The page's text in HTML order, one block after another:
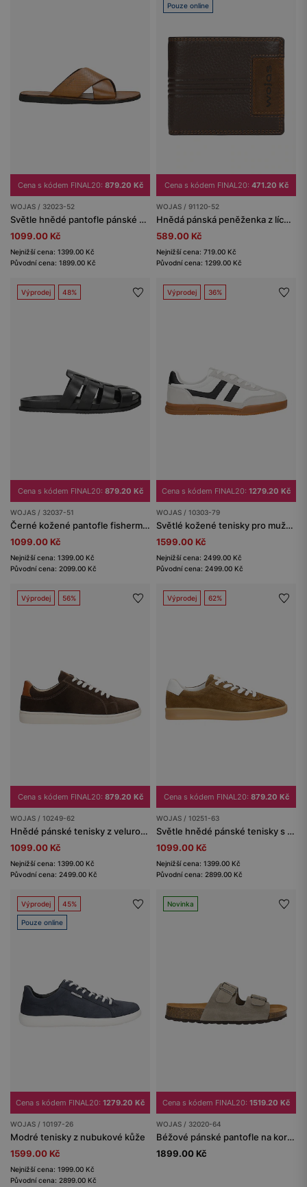
Cena s kódem FINAL20: 879.20 Kč
WOJAS / 32023-52
Světle hnědé pantofle pánské s kříženými pásky
1099.00 Kč
Nejnižší cena: 1399.00 Kč
Původní cena: 1899.00 Kč
Pouze online
Cena s kódem FINAL20: 471.20 Kč
WOJAS / 91120-52
Hnědá pánská peněženka z lícové kůže
589.00 Kč
Nejnižší cena: 719.00 Kč
Původní cena: 1299.00 Kč
Výprodej 48%
Cena s kódem FINAL20: 879.20 Kč
WOJAS / 32037-51
Černé kožené pantofle fisherman pro muže
1099.00 Kč
Nejnižší cena: 1399.00 Kč
Původní cena: 2099.00 Kč
Výprodej 36%
Cena s kódem FINAL20: 1279.20 Kč
WOJAS / 10303-79
Světlé kožené tenisky pro muže s kontrastními vsadkami
1599.00 Kč
Nejnižší cena: 2499.00 Kč
Původní cena: 2499.00 Kč
Výprodej 56%
Cena s kódem FINAL20: 879.20 Kč
WOJAS / 10249-62
Hnědé pánské tenisky z velurové štípané kůže
1099.00 Kč
Nejnižší cena: 1399.00 Kč
Původní cena: 2499.00 Kč
Výprodej 62%
Cena s kódem FINAL20: 879.20 Kč
WOJAS / 10251-63
Světle hnědé pánské tenisky s bílými detaily
1099.00 Kč
Nejnižší cena: 1399.00 Kč
Původní cena: 2899.00 Kč
Výprodej 45%
Pouze online
Cena s kódem FINAL20: 1279.20 Kč
WOJAS / 10197-26
Modré tenisky z nubukové kůže
1599.00 Kč
Nejnižší cena: 1999.00 Kč
Původní cena: 2899.00 Kč
Novinka
Cena s kódem FINAL20: 1519.20 Kč
WOJAS / 32020-64
Béžové pánské pantofle na korkové podrážce
1899.00 Kč